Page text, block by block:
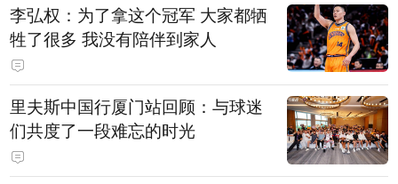
李弘权：为了拿这个冠军 大家都牺
牲了很多 我没有陪伴到家人
里夫斯中国行厦门站回顾：与球迷
们共度了一段难忘的时光